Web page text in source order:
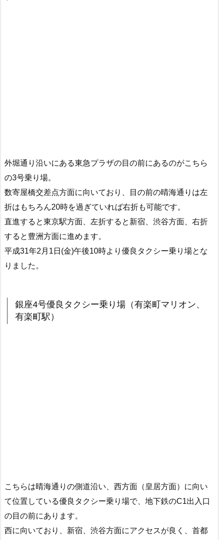
外堀通り沿いにある東急プラザの目の前にあるのがこちら
の3号乗り場。
数寄屋橋交差点方面に向いており、目の前の晴海通りは左
折はもちろん20時を過ぎていれば右折も可能です。
直進すると東京駅方面、左折すると新宿、渋谷方面、右折
すると豊洲方面に進めます。
平成31年2月1日(金)午後10時より優良タクシー乗り場とな
りました。
銀座4号優良タクシー乗り場（有楽町マリオン、
有楽町駅）
こちらは晴海通りの側道沿い、西方面（皇居方面）に向い
て位置している優良タクシー乗り場で、地下鉄のC1出入口
の目の前にあります。
西に向いており、新宿、渋谷方面にアクセスが良く、首都